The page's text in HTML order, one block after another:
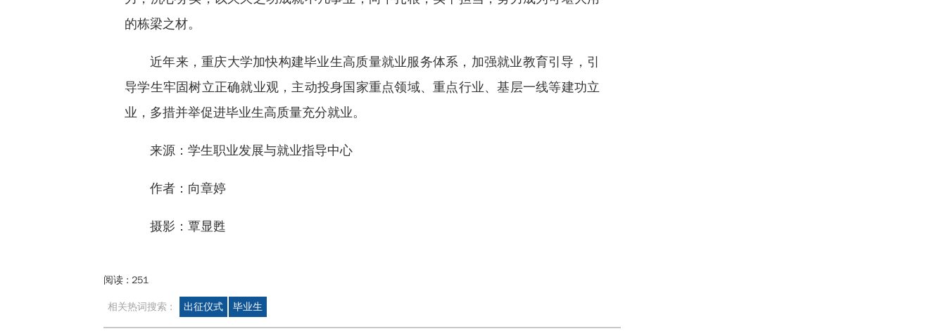
的栋梁之材。
近年来，重庆大学加快构建毕业生高质量就业服务体系，加强就业教育引导，引
导学生牢固树立正确就业观，主动投身国家重点领域、重点行业、基层一线等建功立
业，多措并举促进毕业生高质量充分就业。
来源：学生职业发展与就业指导中心
作者：向章婷
摄影：覃显甦
阅读 : 251
相关热词搜索 : 出征仪式 毕业生